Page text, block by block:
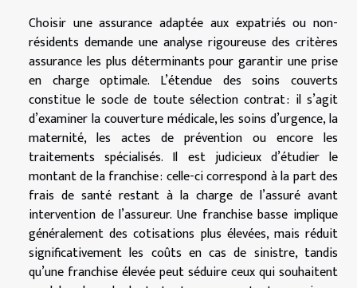
Choisir une assurance adaptée aux expatriés ou non-
résidents demande une analyse rigoureuse des critères
assurance les plus déterminants pour garantir une prise
en charge optimale. L’étendue des soins couverts
constitue le socle de toute sélection contrat : il s’agit
d’examiner la couverture médicale, les soins d’urgence, la
maternité, les actes de prévention ou encore les
traitements spécialisés. Il est judicieux d’étudier le
montant de la franchise : celle-ci correspond à la part des
frais de santé restant à la charge de l’assuré avant
intervention de l’assureur. Une franchise basse implique
généralement des cotisations plus élevées, mais réduit
significativement les coûts en cas de sinistre, tandis
qu’une franchise élevée peut séduire ceux qui souhaitent